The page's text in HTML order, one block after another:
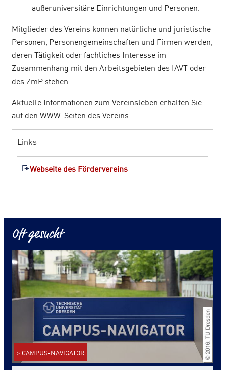
außeruniversitäre Einrichtungen und Personen.
Mitglieder des Vereins konnen natürliche und juristische
Personen, Personengemeinschaften und Firmen werden,
deren Tätigkeit oder fachliches Interesse im
Zusammenhang mit den Arbeitsgebieten des IAVT oder
des ZmP stehen.
Aktuelle Informationen zum Vereinsleben erhalten Sie
auf den WWW-Seiten des Vereins.
Links
Webseite des Fördervereins
Oft gesucht
> CAMPUS-NAVIGATOR